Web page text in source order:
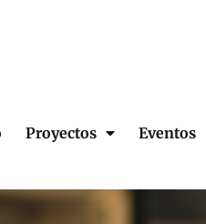
Proyectos Eventos